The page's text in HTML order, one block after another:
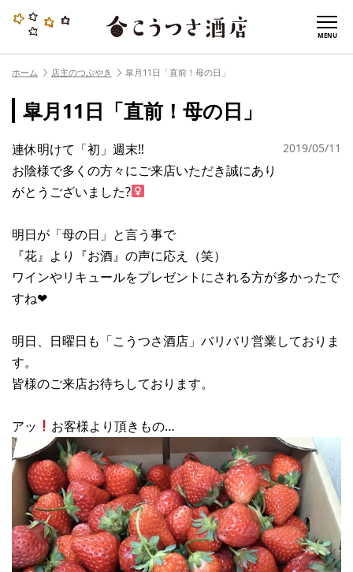
MENU
ホーム 店主のつぶやき 皐月11日「直前！母の日」
皐月11日「直前！母の日」
2019/05/11
連休明けて「初」週末‼︎
お陰様で多くの方々にご来店いただき誠にあり
がとうございました?‍
明日が「母の日」と言う事で
『花』より『お酒』の声に応え（笑）
ワインやリキュールをプレゼントにされる方が多かったで
すね❤︎
明日、日曜日も「こうつさ酒店」バリバリ営業しておりま
す。
皆様のご来店お待ちしております。
アッ お客様より頂きもの…